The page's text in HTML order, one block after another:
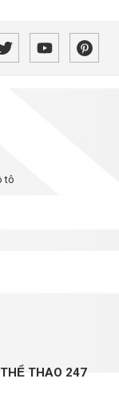
mới về giao
SUV cỡ C đã
tô
THAO 247